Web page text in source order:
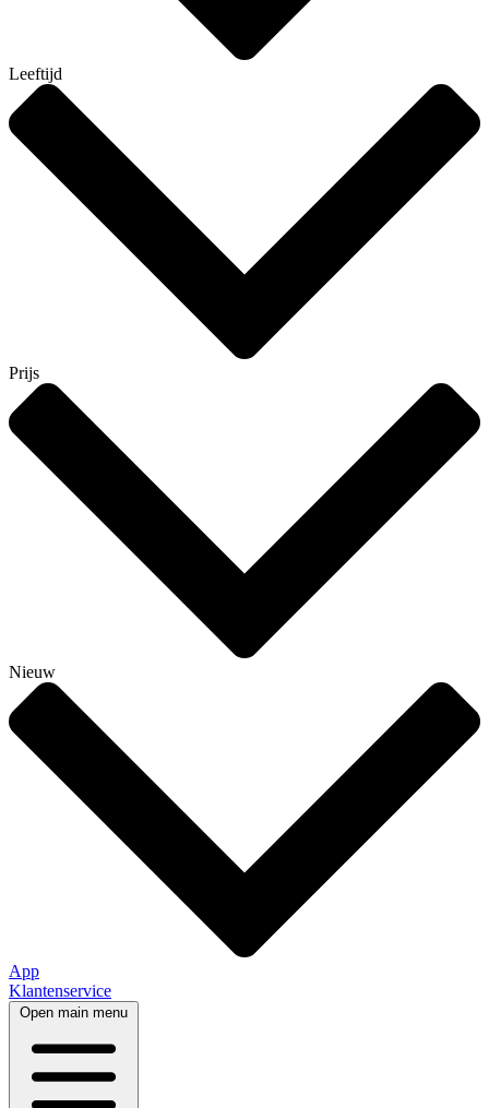
Leeftijd
Prijs
Nieuw
App
Klantenservice
Open main menu